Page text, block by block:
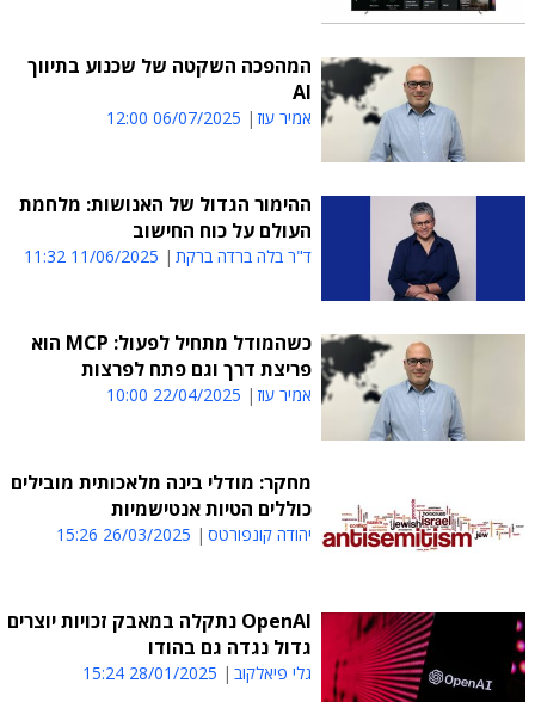
המהפכה השקטה של שכנוע בתיווך
AI
אמיר עוז 06/07/2025 12:00
ההימור הגדול של האנושות: מלחמת
העולם על כוח החישוב
ד"ר בלה ברדה ברקת 11/06/2025 11:32
כשהמודל מתחיל לפעול: MCP הוא
פריצת דרך וגם פתח לפרצות
אמיר עוז 22/04/2025 10:00
מחקר: מודלי בינה מלאכותית מובילים
כוללים הטיות אנטישמיות
יהודה קונפורטס 26/03/2025 15:26
OpenAI נתקלה במאבק זכויות יוצרים
גדול נגדה גם בהודו
גלי פיאלקוב 28/01/2025 15:24